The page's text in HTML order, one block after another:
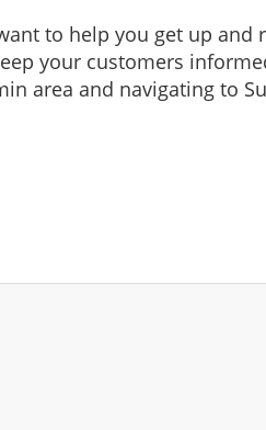
to help you get up
your customers
area and navigating to